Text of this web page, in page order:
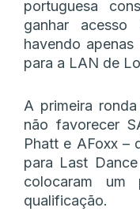
portuguesa
ganhar acesso
havendo
para a LAN de
A primeira
não favorecer
Phatt e AFoxx –
para Last
colocaram
qualificação.